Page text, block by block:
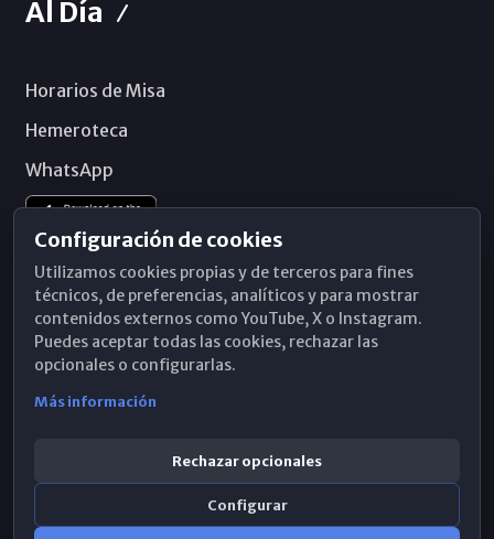
Al Día
Horarios de Misa
Hemeroteca
WhatsApp
Configuración de cookies
Utilizamos cookies propias y de terceros para fines
técnicos, de preferencias, analíticos y para mostrar
contenidos externos como YouTube, X o Instagram.
Puedes aceptar todas las cookies, rechazar las
opcionales o configurarlas.
Más información
Rechazar opcionales
Configurar